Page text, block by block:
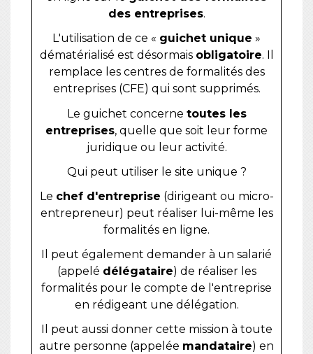
des entreprises.
L'utilisation de ce « guichet unique »
dématérialisé est désormais obligatoire. Il
remplace les centres de formalités des
entreprises (CFE) qui sont supprimés.
Le guichet concerne toutes les
entreprises, quelle que soit leur forme
juridique ou leur activité.
Qui peut utiliser le site unique ?
Le chef d'entreprise (dirigeant ou micro-
entrepreneur) peut réaliser lui-même les
formalités en ligne.
Il peut également demander à un salarié
(appelé délégataire) de réaliser les
formalités pour le compte de l'entreprise
en rédigeant une délégation.
Il peut aussi donner cette mission à toute
autre personne (appelée mandataire) en